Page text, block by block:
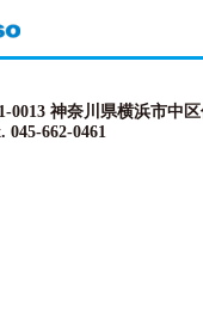
0013 神奈川県横浜市中
045-662-0461